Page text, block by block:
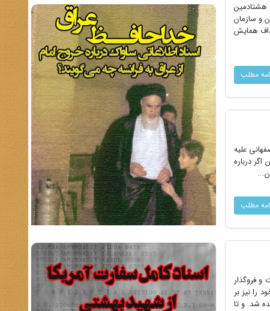
و بزرگداشت هشتادمین
و سازمان
همایش
مطلب
علیه
درباره
مطلب
فروگذار
را نیز بر
شد. و تا